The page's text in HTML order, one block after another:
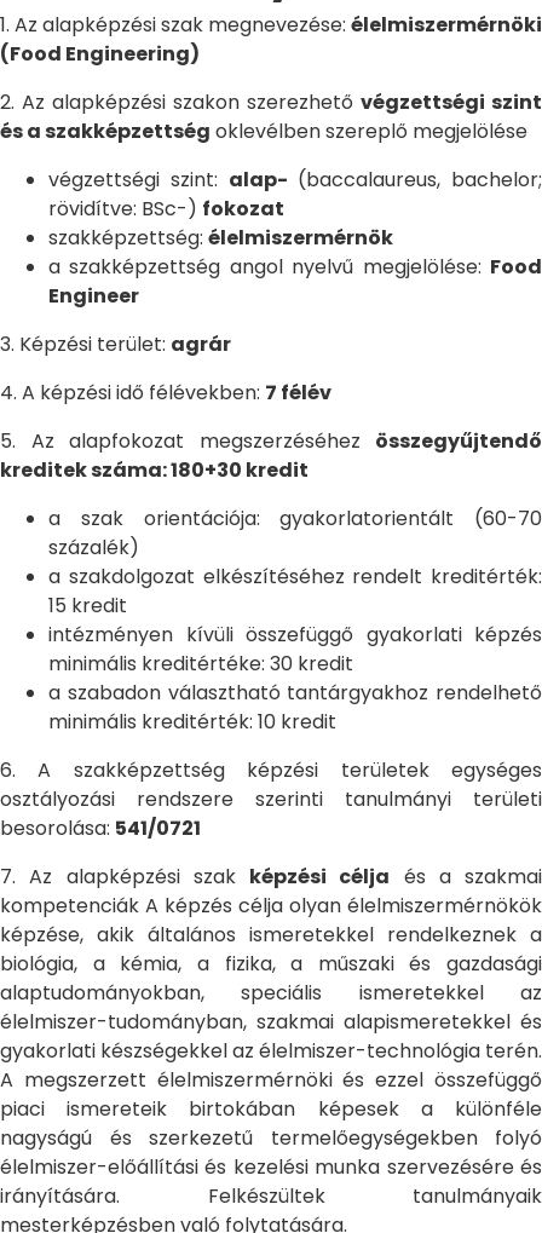
1. Az alapképzési szak megnevezése: élelmiszermérnöki
(Food Engineering)
2. Az alapképzési szakon szerezhető végzettségi szint
és a szakképzettség oklevélben szereplő megjelölése
végzettségi szint: alap- (baccalaureus, bachelor;
rövidítve: BSc-) fokozat
szakképzettség: élelmiszermérnök
a szakképzettség angol nyelvű megjelölése: Food
Engineer
3. Képzési terület: agrár
4. A képzési idő félévekben: 7 félév
5. Az alapfokozat megszerzéséhez összegyűjtendő
kreditek száma: 180+30 kredit
a szak orientációja: gyakorlatorientált (60-70
százalék)
a szakdolgozat elkészítéséhez rendelt kreditérték:
15 kredit
intézményen kívüli összefüggő gyakorlati képzés
minimális kreditértéke: 30 kredit
a szabadon választható tantárgyakhoz rendelhető
minimális kreditérték: 10 kredit
6. A szakképzettség képzési területek egységes
osztályozási rendszere szerinti tanulmányi területi
besorolása: 541/0721
7. Az alapképzési szak képzési célja és a szakmai
kompetenciák A képzés célja olyan élelmiszermérnökök
képzése, akik általános ismeretekkel rendelkeznek a
biológia, a kémia, a fizika, a műszaki és gazdasági
alaptudományokban, speciális ismeretekkel az
élelmiszer-tudományban, szakmai alapismeretekkel és
gyakorlati készségekkel az élelmiszer-technológia terén.
A megszerzett élelmiszermérnöki és ezzel összefüggő
piaci ismereteik birtokában képesek a különféle
nagyságú és szerkezetű termelőegységekben folyó
élelmiszer-előállítási és kezelési munka szervezésére és
irányítására. Felkészültek tanulmányaik
mesterképzésben való folytatására.